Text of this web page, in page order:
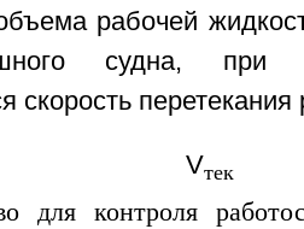
рабочей
судна, при
скорость
Vтек